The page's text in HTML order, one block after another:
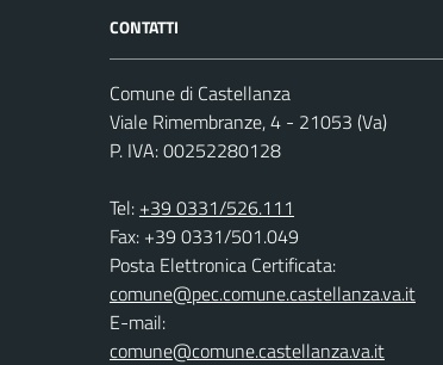
CONTATTI
Comune di Castellanza
Viale Rimembranze, 4 - 21053 (Va)
P. IVA: 00252280128
Tel: +39 0331/526.111
Fax: +39 0331/501.049
Posta Elettronica Certificata:
comune@pec.comune.castellanza.va.it
E-mail:
comune@comune.castellanza.va.it